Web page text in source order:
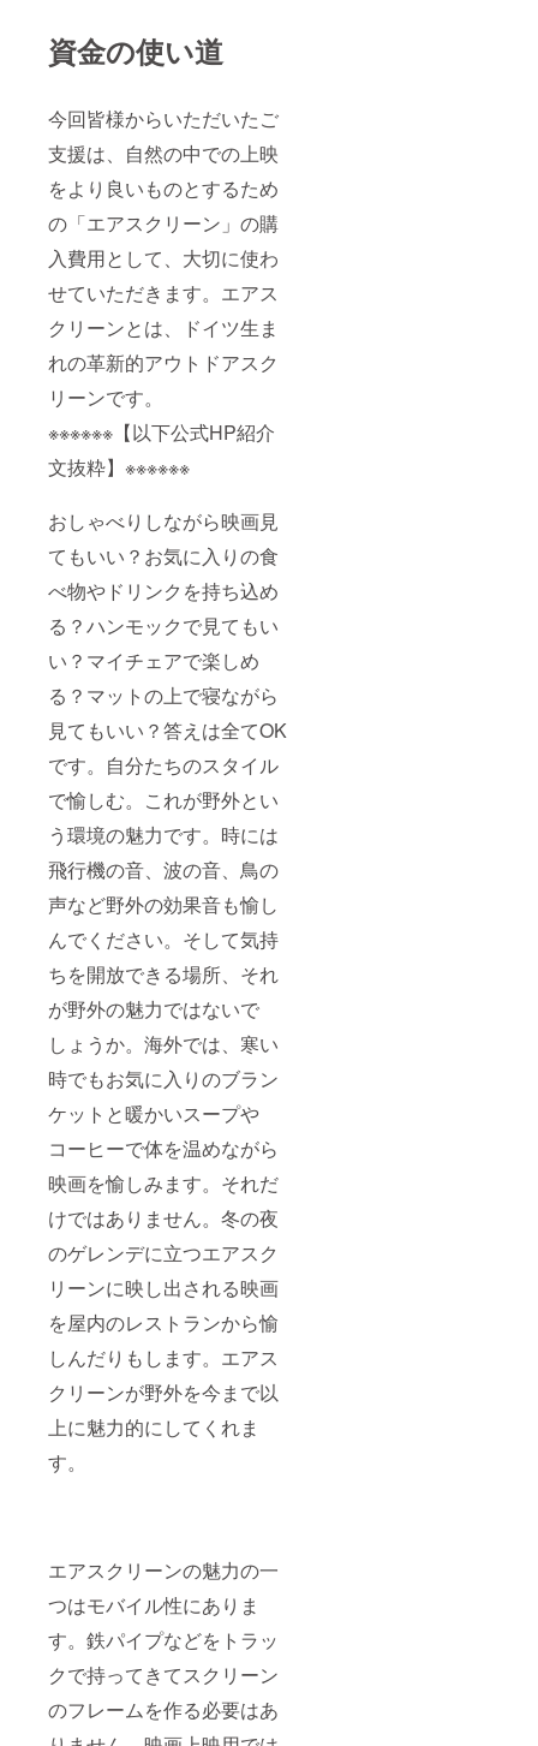
資金の使い道
今回皆様からいただいたご
支援は、自然の中での上映
をより良いものとするため
の「エアスクリーン」の購
入費用として、大切に使わ
せていただきます。エアス
クリーンとは、ドイツ生ま
れの革新的アウトドアスク
リーンです。
※※※※※※【以下公式HP紹介
文抜粋】※※※※※※
おしゃべりしながら映画見
てもいい？お気に入りの食
べ物やドリンクを持ち込め
る？ハンモックで見てもい
い？マイチェアで楽しめ
る？マットの上で寝ながら
見てもいい？答えは全てOK
です。自分たちのスタイル
で愉しむ。これが野外とい
う環境の魅力です。時には
飛行機の音、波の音、鳥の
声など野外の効果音も愉し
んでください。そして気持
ちを開放できる場所、それ
が野外の魅力ではないで
しょうか。海外では、寒い
時でもお気に入りのブラン
ケットと暖かいスープや
コーヒーで体を温めながら
映画を愉しみます。それだ
けではありません。冬の夜
のゲレンデに立つエアスク
リーンに映し出される映画
を屋内のレストランから愉
しんだりもします。エアス
クリーンが野外を今まで以
上に魅力的にしてくれま
す。
エアスクリーンの魅力の一
つはモバイル性にありま
す。鉄パイプなどをトラッ
クで持ってきてスクリーン
のフレームを作る必要はあ